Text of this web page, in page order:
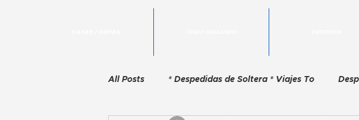
All Posts * Despedidas de Soltera * Viajes To